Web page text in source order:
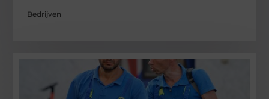
Bedrijven